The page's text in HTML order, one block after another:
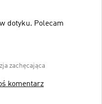
dotyku. Polecam
zachęcająca
komentarz